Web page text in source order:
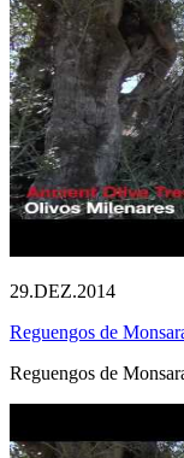
29.DEZ.2014
Reguengos de
Reguengos de